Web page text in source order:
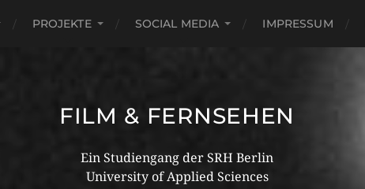
PROJEKTE SOCIAL MEDIA IMPRESSUM
FILM & FERNSEHEN
Ein Studiengang der SRH Berlin
University of Applied Sciences